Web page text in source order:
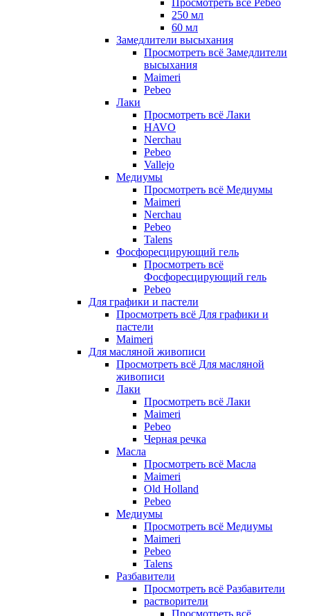
Просмотреть всё Pebeo
250 мл
60 мл
Замедлители высыхания
Просмотреть всё Замедлители
высыхания
Maimeri
Pebeo
Лаки
Просмотреть всё Лаки
HAVO
Nerchau
Pebeo
Vallejo
Медиумы
Просмотреть всё Медиумы
Maimeri
Nerchau
Pebeo
Talens
Фосфоресцирующий гель
Просмотреть всё
Фосфоресцирующий гель
Pebeo
Для графики и пастели
Просмотреть всё Для графики и
пастели
Maimeri
Для масляной живописи
Просмотреть всё Для масляной
живописи
Лаки
Просмотреть всё Лаки
Maimeri
Pebeo
Черная речка
Масла
Просмотреть всё Масла
Maimeri
Old Holland
Pebeo
Медиумы
Просмотреть всё Медиумы
Maimeri
Pebeo
Talens
Разбавители
Просмотреть всё Разбавители
растворители
Просмотреть всё